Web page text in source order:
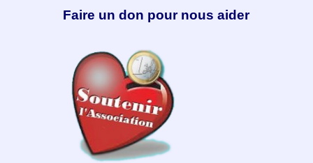
Faire un don pour nous aider